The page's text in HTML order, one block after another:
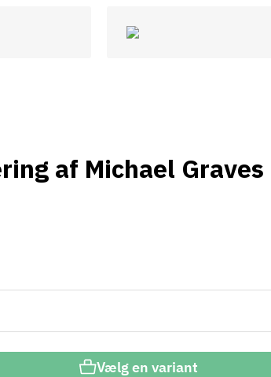
af Michael Graves
Vælg en variant